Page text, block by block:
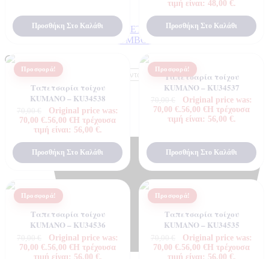
ΠΟΙΟΤΗΤΕΣ ΤΑΠΕΤΣΑΡΙΩΝ
ΕΠΕΞΗΓΗΣΗ ΣΥΜΒΟΛΩΝ
Products search
0
Προσθήκη Στο Καλάθι
τιμή είναι: 48,00 €.
Προσθήκη Στο Καλάθι
Προσφορά!
Ταπετσαρία τοίχου
KUMANO – KU34538
Original price was:
70,00 €.56,00 € Η τρέχουσα
τιμή είναι: 56,00 €.
Προσθήκη Στο Καλάθι
Προσφορά!
Ταπετσαρία τοίχου
KUMANO – KU34537
Original price was:
70,00 €.56,00 € Η τρέχουσα
τιμή είναι: 56,00 €.
Προσθήκη Στο Καλάθι
Προσφορά!
Ταπετσαρία τοίχου
KUMANO – KU34536
Original price was:
70,00 €.56,00 € Η τρέχουσα
τιμή είναι: 56,00 €.
Προσφορά!
Ταπετσαρία τοίχου
KUMANO – KU34535
Original price was:
70,00 €.56,00 € Η τρέχουσα
τιμή είναι: 56,00 €.